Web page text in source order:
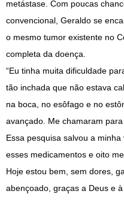
metástase. Com poucas
convencional, Geraldo se
o mesmo tumor existente no
completa da doença.
“Eu tinha muita dificuldade
tão inchada que não estava
na boca, no esôfago e no
avançado. Me chamaram
Essa pesquisa salvou a
esses medicamentos e oito
Hoje estou bem, sem dores,
abençoado, graças a Deus e